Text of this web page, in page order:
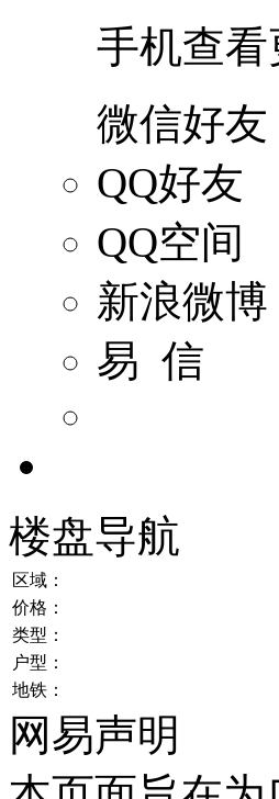
手机查看
微信好友
QQ好友
QQ空间
新浪微博
易 信
楼盘导航
区域：
价格：
类型：
户型：
地铁：
网易声明